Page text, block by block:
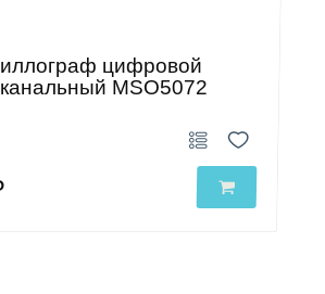
цифровой
MSO5072